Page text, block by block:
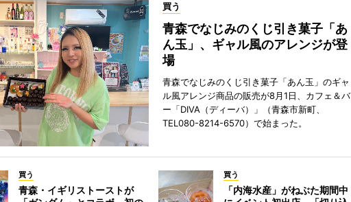
買う
青森でなじみのくじ引き菓子「あ
ん玉」、ギャル風のアレンジが登
場
青森でなじみのくじ引き菓子「あん玉」のギャ
ル風アレンジ商品の販売が8月1日、カフェ＆バ
ー「DIVA（ディーバ）」（青森市新町、
TEL080-8214-6570）で始まった。
買う
青森・イギリストーストが
買う
「内海水産」がねぶた期間中